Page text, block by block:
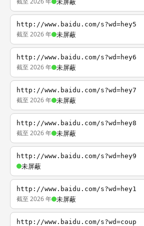
http://www.baidu.com/s?wd=hey5
截至 2026 年 未屏蔽
http://www.baidu.com/s?wd=hey6
截至 2026 年 未屏蔽
http://www.baidu.com/s?wd=hey7
截至 2026 年 未屏蔽
http://www.baidu.com/s?wd=hey8
截至 2026 年 未屏蔽
http://www.baidu.com/s?wd=hey9
未屏蔽
http://www.baidu.com/s?wd=hey1
截至 2026 年 未屏蔽
http://www.baidu.com/s?wd=coup